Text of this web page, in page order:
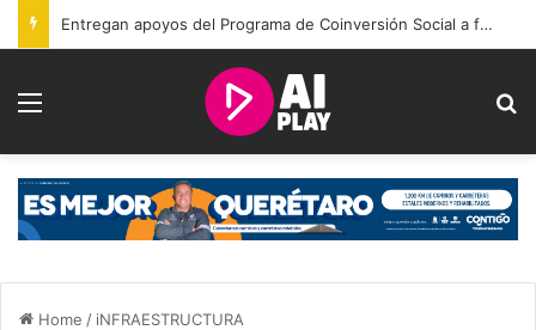
Entregan apoyos del Programa de Coinversión Social a familias de Amealco
Home / iNFRAESTRUCTURA